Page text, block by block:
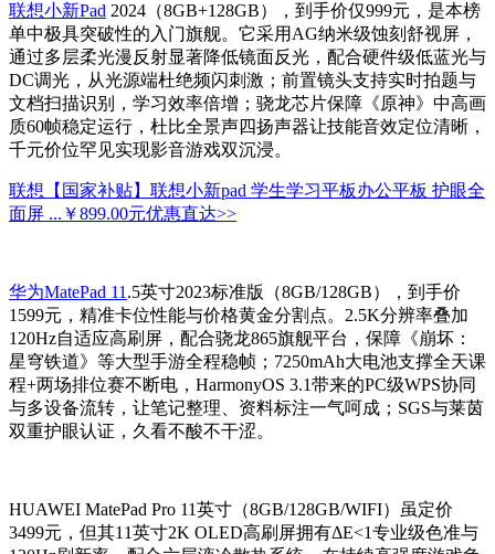
联想小新Pad 2024（8GB+128GB），到手价仅999元，是本榜
单中极具突破性的入门旗舰。它采用AG纳米级蚀刻舒视屏，
通过多层柔光漫反射显著降低镜面反光，配合硬件级低蓝光与
DC调光，从光源端杜绝频闪刺激；前置镜头支持实时拍题与
文档扫描识别，学习效率倍增；骁龙芯片保障《原神》中高画
质60帧稳定运行，杜比全景声四扬声器让技能音效定位清晰，
千元价位罕见实现影音游戏双沉浸。
联想【国家补贴】联想小新pad 学生学习平板办公平板 护眼全
面屏 ... ￥899.00元优惠直达>>
华为MatePad 11 .5英寸2023标准版（8GB/128GB），到手价
1599元，精准卡位性能与价格黄金分割点。2.5K分辨率叠加
120Hz自适应高刷屏，配合骁龙865旗舰平台，保障《崩坏：
星穹铁道》等大型手游全程稳帧；7250mAh大电池支撑全天课
程+两场排位赛不断电，HarmonyOS 3.1带来的PC级WPS协同
与多设备流转，让笔记整理、资料标注一气呵成；SGS与莱茵
双重护眼认证，久看不酸不干涩。
HUAWEI MatePad Pro 11英寸（8GB/128GB/WIFI）虽定价
3499元，但其11英寸2K OLED高刷屏拥有ΔE<1专业级色准与